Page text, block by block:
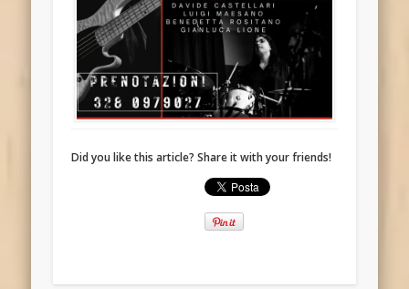
Did you like this article? Share it with your friends!